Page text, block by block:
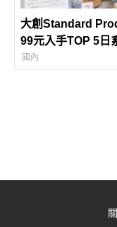
大創Standard
99元入手TOP 5日
國內